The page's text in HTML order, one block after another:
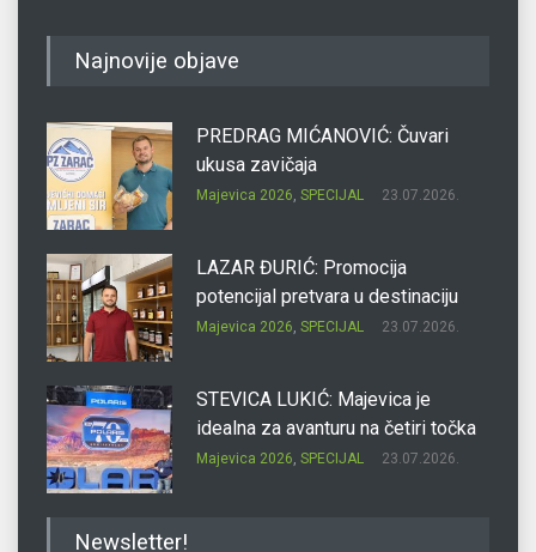
Najnovije objave
PREDRAG MIĆANOVIĆ: Čuvari
ukusa zavičaja
Majevica 2026, SPECIJAL 23.07.2026.
LAZAR ĐURIĆ: Promocija
potencijal pretvara u destinaciju
Majevica 2026, SPECIJAL 23.07.2026.
STEVICA LUKIĆ: Majevica je
idealna za avanturu na četiri točka
Majevica 2026, SPECIJAL 23.07.2026.
Newsletter!